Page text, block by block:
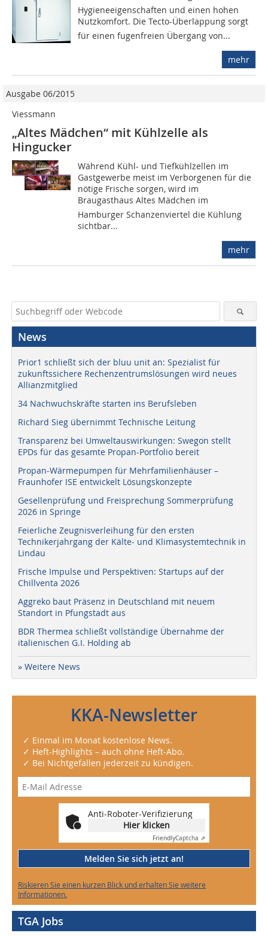
Hygieneeigenschaften und einen hohen
Nutzkomfort. Die Tecto-Überlappung sorgt
für einen fugenfreien Übergang von...
mehr
Ausgabe 06/2015
Viessmann
„Altes Mädchen“ mit Kühlzelle als
Hingucker
Während Kühl- und Tiefkühlzellen im
Gastgewerbe meist im Verborgenen für die
nötige Frische sorgen, wird im
Braugasthaus Altes Mädchen im
Hamburger Schanzenviertel die Kühlung
sichtbar...
mehr
News
Prior1 schließt sich der bluu unit an: Spezialist für
zukunftssichere Rechenzentrumslösungen wird neues
Allianzmitglied
34 Nachwuchskräfte starten ins Berufsleben
Richard Sieg übernimmt Technische Leitung
Transparenz bei Umweltauswirkungen: Swegon stellt
EPDs für das gesamte Propan-Portfolio bereit
Propan-Wärmepumpen für Mehrfamilienhäuser –
Fraunhofer ISE entwickelt Lösungskonzepte
Gesellenprüfung und Freisprechung Sommerprüfung
2026 in Springe
Feierliche Zeugnisverleihung für den ersten
Technikerjahrgang der Kälte- und Klimasystemtechnik in
Lindau
Frische Impulse und Perspektiven: Startups auf der
Chillventa 2026
Aggreko baut Präsenz in Deutschland mit neuem
Standort in Pfungstadt aus
BDR Thermea schließt vollständige Übernahme der
italienischen G.I. Holding ab
» Weitere News
KKA-Newsletter
✓ Einmal im Monat kostenlose News.
✓ Heft-Highlights – auch ohne Heft-Abo.
✓ Bei Nichtgefallen jederzeit zu kündigen.
Anti-Roboter-Verifizierung
Hier klicken
FriendlyCaptcha ⇗
Melden Sie sich jetzt an!
Riskieren Sie einen kurzen Blick und erhalten Sie weitere
Informationen.
TGA Jobs